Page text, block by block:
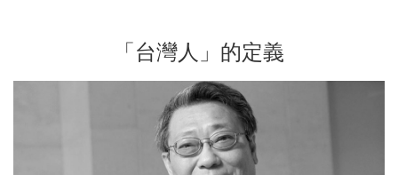
「台灣人」的定義